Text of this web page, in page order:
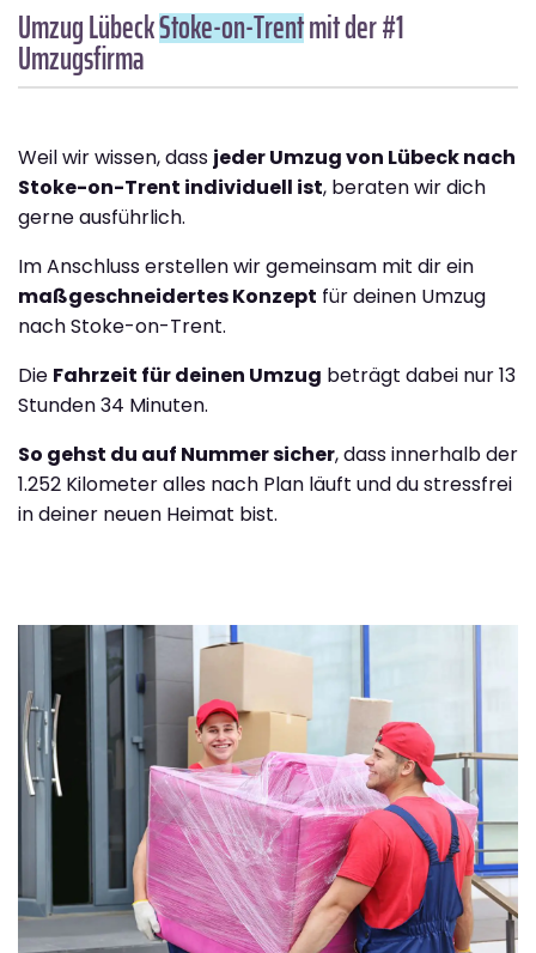
Umzug LübeckStoke-on-Trentmit der #1
Umzugsfirma
Weil wir wissen, dass jeder Umzug von Lübeck nach
Stoke-on-Trent individuell ist, beraten wir dich
gerne ausführlich.
Im Anschluss erstellen wir gemeinsam mit dir ein
maßgeschneidertes Konzept für deinen Umzug
nach Stoke-on-Trent.
Die Fahrzeit für deinen Umzug beträgt dabei nur 13
Stunden 34 Minuten.
So gehst du auf Nummer sicher, dass innerhalb der
1.252 Kilometer alles nach Plan läuft und du stressfrei
in deiner neuen Heimat bist.